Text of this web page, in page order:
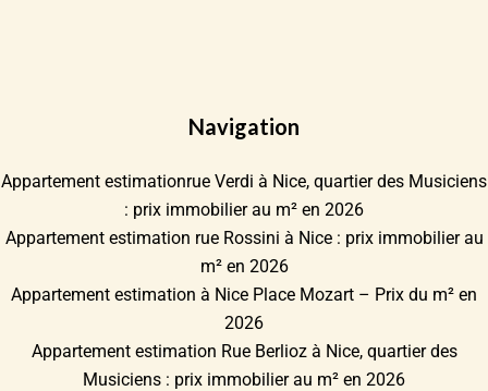
Navigation
Appartement estimationrue Verdi à Nice, quartier des Musiciens
: prix immobilier au m² en 2026
Appartement estimation rue Rossini à Nice : prix immobilier au
m² en 2026
Appartement estimation à Nice Place Mozart – Prix du m² en
2026
Appartement estimation Rue Berlioz à Nice, quartier des
Musiciens : prix immobilier au m² en 2026